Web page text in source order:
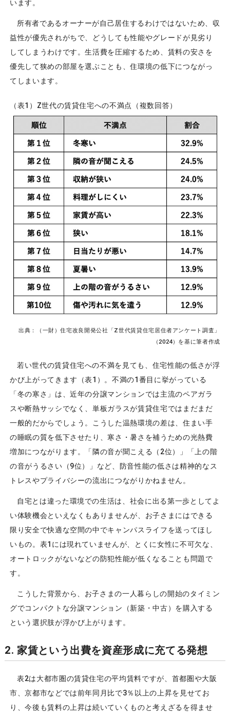
います。
所有者であるオーナーが自己居住するわけではないため、収
益性が優先されがちで、どうしても性能やグレードが見劣り
してしまうわけです。生活費を圧縮するため、賃料の安さを
優先して狭めの部屋を選ぶことも、住環境の低下につながっ
てしまいます。
（表1）Z世代の賃貸住宅への不満点（複数回答）
出典：（一財）住宅改良開発公社「Z世代賃貸住宅居住者アンケート調査」
（2024）を基に筆者作成
若い世代の賃貸住宅への不満を見ても、住宅性能の低さが浮
かび上がってきます（表1）。不満の1番目に挙がっている
「冬の寒さ」は、近年の分譲マンションでは主流のペアガラ
スや断熱サッシでなく、単板ガラスが賃貸住宅ではまだまだ
一般的だからでしょう。こうした温熱環境の差は、住まい手
の睡眠の質を低下させたり、寒さ・暑さを補うための光熱費
増加につながります。「隣の音が聞こえる（2位）」「上の階
の音がうるさい（9位）」など、防音性能の低さは精神的なス
トレスやプライバシーの流出につながりかねません。
自宅とは違った環境での生活は、社会に出る第一歩としてよ
い体験機会といえなくもありませんが、お子さまにはできる
限り安全で快適な空間の中でキャンパスライフを送ってほし
いもの。表1には現れていませんが、とくに女性に不可欠な、
オートロックがないなどの防犯性能が低くなることも問題で
す。
こうした背景から、お子さまの一人暮らしの開始のタイミン
グでコンパクトな分譲マンション（新築・中古）を購入する
という選択肢が浮かび上がります。
2. 家賃という出費を資産形成に充てる発想
表2は大都市圏の賃貸住宅の平均賃料ですが、首都圏や大阪
市、京都市などでは前年同月比で3％以上の上昇を見せてお
り、今後も賃料の上昇は続いていくものと考えざるを得ませ